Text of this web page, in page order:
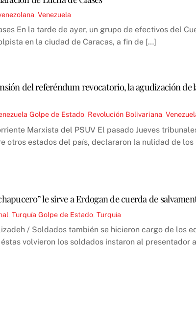
Venezuela
En la tarde de ayer, un grupo de efectivos del
en la ciudad de Caracas, a fin de […]
del referéndum revocatorio, la agudización de
Golpe de Estado Revolución Bolivariana ,
Marxista del PSUV El pasado Jueves
otros estados del país, declararon la nulidad de
le sirve a Erdogan de cuerda de
,Turquía Golpe de Estado ,Turquía
/ Soldados también se hicieron cargo de los
volvieron los soldados instaron al presentador